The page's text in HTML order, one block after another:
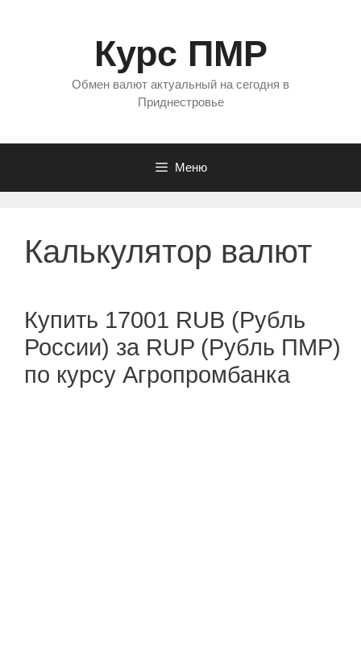
Курс ПМР
Обмен валют актуальный на сегодня в
Приднестровье
Меню
Калькулятор валют
Купить 17001 RUB (Рубль
России) за RUP (Рубль ПМР)
по курсу Агропромбанка